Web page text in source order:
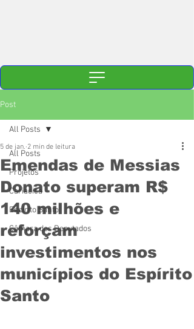
Post
All Posts
Projetos
Cariacica
Espírito Santo
Câmara dos Deputados
All Posts
Emendas de Messias
Donato superam R$
140 milhões e
reforçam
investimentos nos
municípios do Espírito
Santo
5 de jan. 2 min de leitura